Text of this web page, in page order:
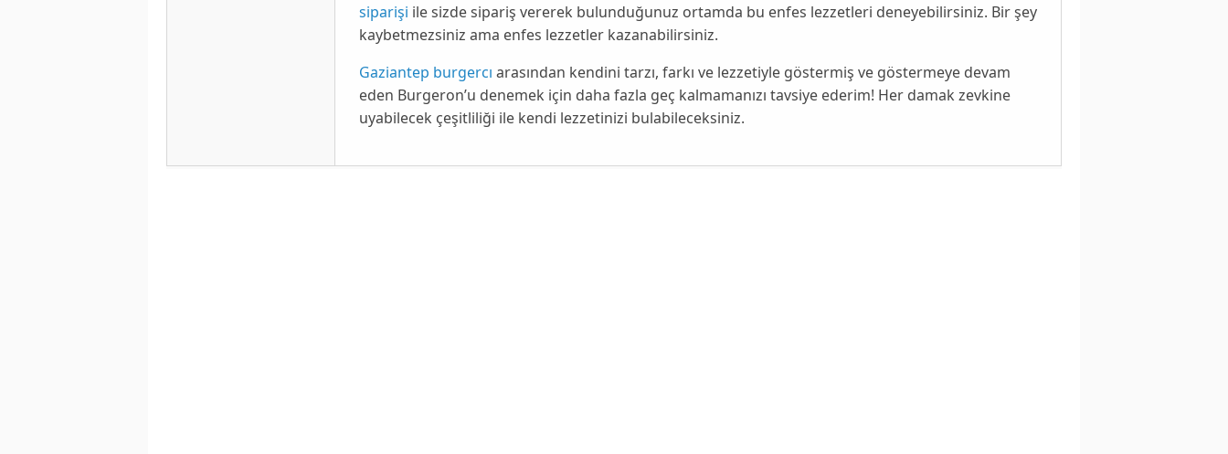
siparişi ile sizde sipariş vererek bulunduğunuz ortamda bu enfes lezzetleri deneyebilirsiniz. Bir şey
kaybetmezsiniz ama enfes lezzetler kazanabilirsiniz.
Gaziantep burgercı arasından kendini tarzı, farkı ve lezzetiyle göstermiş ve göstermeye devam
eden Burgeron’u denemek için daha fazla geç kalmamanızı tavsiye ederim! Her damak zevkine
uyabilecek çeşitliliği ile kendi lezzetinizi bulabileceksiniz.